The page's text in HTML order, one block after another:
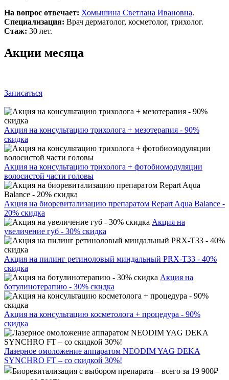
На вопрос отвечает: Хомышина Светлана Ивановна.
Специализация: Врач дерматолог, косметолог, трихолог.
Стаж: 30 лет.
Акции месяца
Записаться
Акция на консультацию трихолога + мезотерапия - 90%
скидка
Акция на консультацию трихолога + фотобиомодуляции
волосистой части головы
Акция на биоревитализацию препаратом Repart Aqua Balance -
20% скидка
Акция на
увеличение губ - 30% скидка
Акция на пилинг ретиноловый миндальный PRX-T33 - 40%
скидка
Акция на
ботулинотерапию - 30% скидка
Акция на консультацию косметолога + процедура - 90%
скидка
Лазерное омоложение аппаратом NEODIM YAG DEKA
SYNCHRO FT – со скидкой 30%!